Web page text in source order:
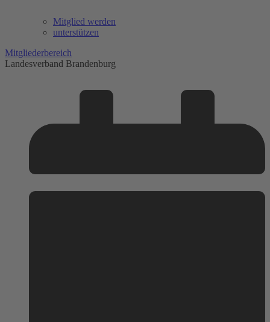
Mitglied werden
unterstützen
Mitgliederbereich
Landesverband Brandenburg